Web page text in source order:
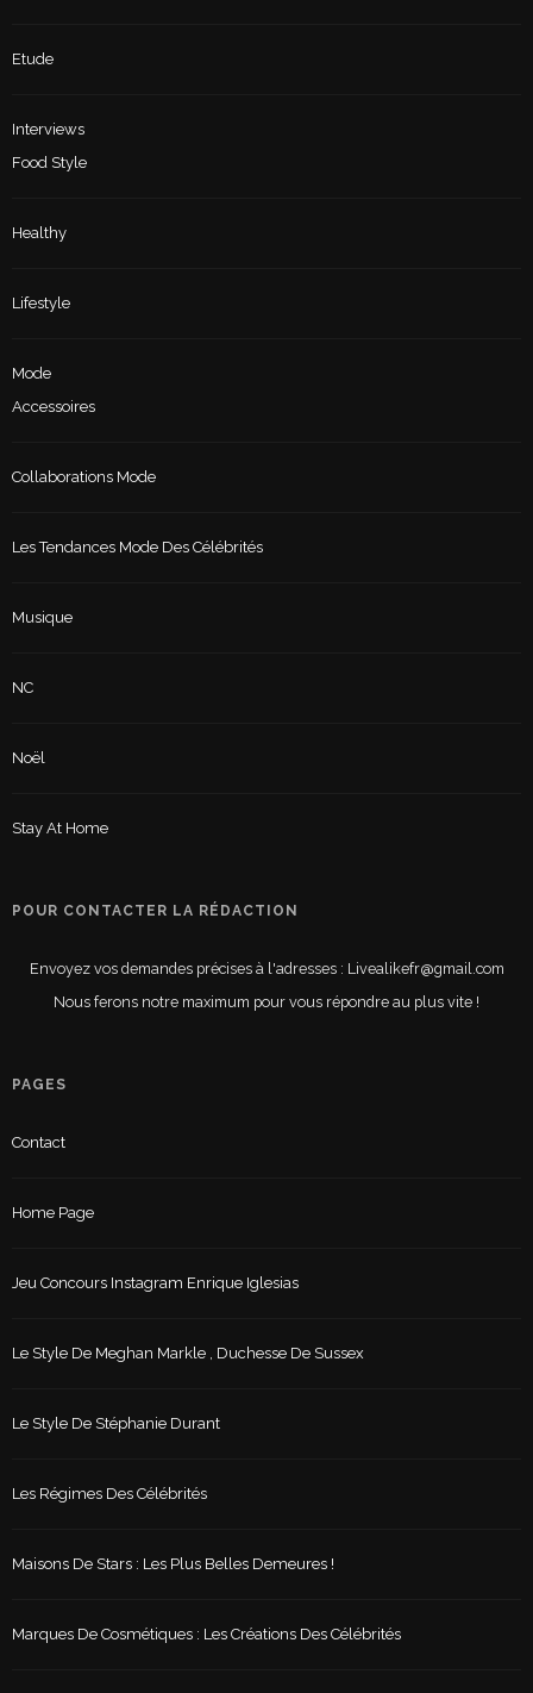
Etude
Interviews
Food Style
Healthy
Lifestyle
Mode
Accessoires
Collaborations Mode
Les Tendances Mode Des Célébrités
Musique
NC
Noël
Stay At Home
POUR CONTACTER LA RÉDACTION
Envoyez vos demandes précises à l'adresses : Livealikefr@gmail.com
Nous ferons notre maximum pour vous répondre au plus vite !
PAGES
Contact
Home Page
Jeu Concours Instagram Enrique Iglesias
Le Style De Meghan Markle , Duchesse De Sussex
Le Style De Stéphanie Durant
Les Régimes Des Célébrités
Maisons De Stars : Les Plus Belles Demeures !
Marques De Cosmétiques : Les Créations Des Célébrités